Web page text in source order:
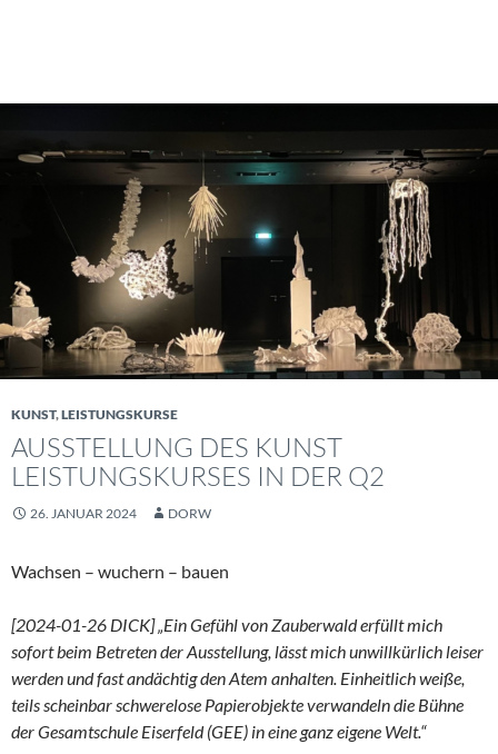
KUNST,LEISTUNGSKURSE
AUSSTELLUNG DES KUNST
LEISTUNGSKURSES IN DER Q2
26. JANUAR 2024 DORW
Wachsen – wuchern – bauen
[2024-01-26 DICK]„Ein Gefühl von Zauberwald erfüllt mich
sofort beim Betreten der Ausstellung, lässt mich unwillkürlich leiser
werden und fast andächtig den Atem anhalten. Einheitlich weiße,
teils scheinbar schwerelose Papierobjekte verwandeln die Bühne
der Gesamtschule Eiserfeld (GEE) in eine ganz eigene Welt.“